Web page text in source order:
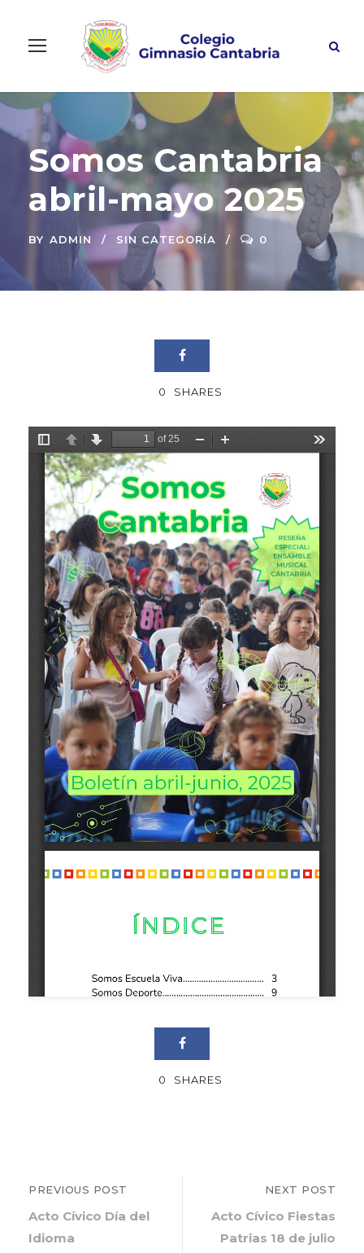
Somos Cantabria
abril-mayo 2025
BY ADMIN SIN CATEGORÍA 0
0 SHARES
0 SHARES
PREVIOUS POST
Acto Cívico Día del
Idioma
NEXT POST
Acto Cívico Fiestas
Patrias 18 de julio